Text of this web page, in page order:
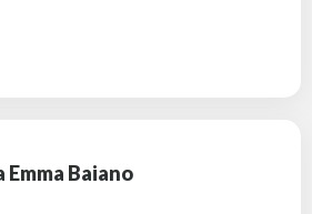
Emma Baiano